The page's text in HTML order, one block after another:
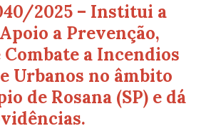
2025 – Institui a
a Prevenção,
a Incendios
Urbanos no âmbito
de Rosana (SP) e dá